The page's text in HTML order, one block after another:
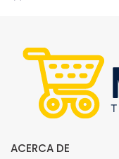
ACERCA DE